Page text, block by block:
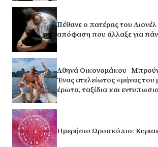
Πέθανε ο πατέρας του
απόφαση που άλλαξε για
Αθηνά Οικονομάκου -
Ένας ατελείωτος «μήνας του
έρωτα, ταξίδια και
Ημερήσιο Ωροσκόπιο: